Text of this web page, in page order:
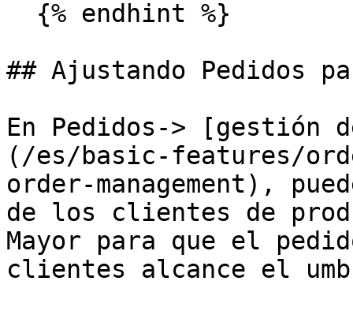
## Ajustando Pedidos
En Pedidos-> [gestión
(/es/basic-features/
order-management),
de los clientes de
Mayor para que el
clientes alcance el